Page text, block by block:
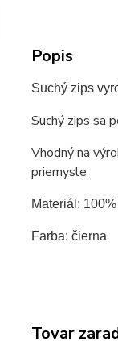
Popis
Suchý zips
Suchý zips sa
Vhodný na
priemysle
Materiál:
Farba: čierna
Tovar